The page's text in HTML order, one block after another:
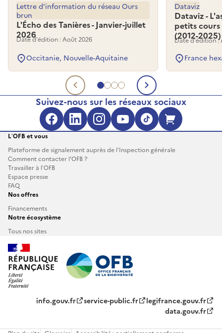
Aller au document 1
Aller au document 2
Aller au document 3
Aller au document 4
L'Écho des Tanières - Janvier-juillet
2026
Lettre d'information du réseau Ours
brun
Date d'édition : Août 2026
Occitanie, Nouvelle-Aquitaine
Dataviz -
petits cours
(2012-2025)
Dataviz
Date d'édition :
France
Document précédent
Document
Suivez-nous sur les réseaux sociaux
Facebook (s'ouvre dans une
LinkedIn (s'ouvre dans
Instagram (s'ouvre
YouTube
TikTok
L’OFB et vous
Plateforme de signalement auprès de l’Inspection générale
Comment contacter l'OFB ?
Travailler à l’OFB
Espace presse
FAQ
Nos offres
Financements
Notre écosystème
Tous nos sites
info.gouv.fr service-public.fr
legifrance.gouv.fr
data.gouv.fr